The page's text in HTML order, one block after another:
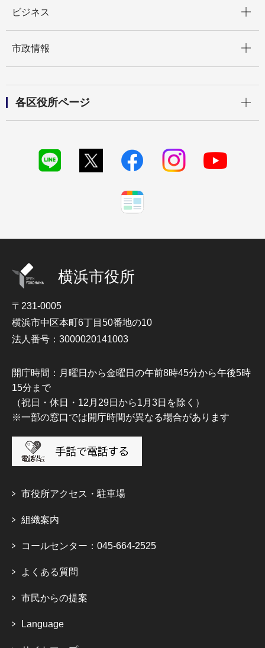
ビジネス
市政情報
各区役所ページ
横浜市役所
〒231-0005
横浜市中区本町6丁目50番地の10
法人番号：3000020141003
開庁時間：月曜日から金曜日の午前8時45分から午後5時
15分まで
（祝日・休日・12月29日から1月3日を除く）
※一部の窓口では開庁時間が異なる場合があります
市役所アクセス・駐車場
組織案内
コールセンター：045-664-2525
よくある質問
市民からの提案
Language